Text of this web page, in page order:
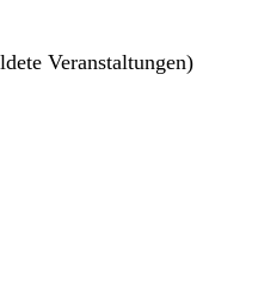
Veranstaltungen)